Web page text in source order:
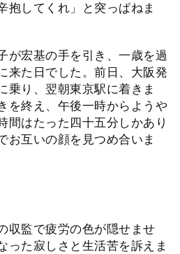
抱してくれ」と突っぱねま
が宏基の手を引き、一歳を過
来た日でした。前日、大阪発
乗り、翌朝東京駅に着きま
を終え、午後一時からようや
間はたった四十五分しかあり
お互いの顔を見つめ合いま
収監で疲労の色が隠せませ
った寂しさと生活苦を訴えま